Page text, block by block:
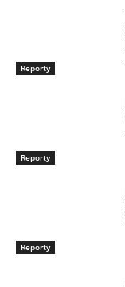
Reporty
Reporty
Reporty